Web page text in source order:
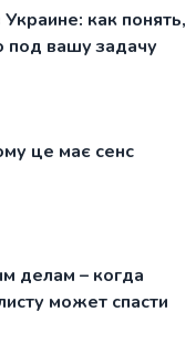
как понять,
под вашу задачу
це має сенс
делам – когда
может спасти